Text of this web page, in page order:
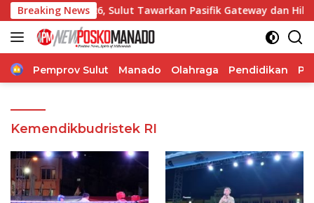
Langsung
ke
konten
Breaking News
2026, Sulut Tawarkan Pasifik Gateway dan Hilirisasi
Home
Pemprov Sulut Manado Olahraga Pendidikan
Kemendikbudristek RI